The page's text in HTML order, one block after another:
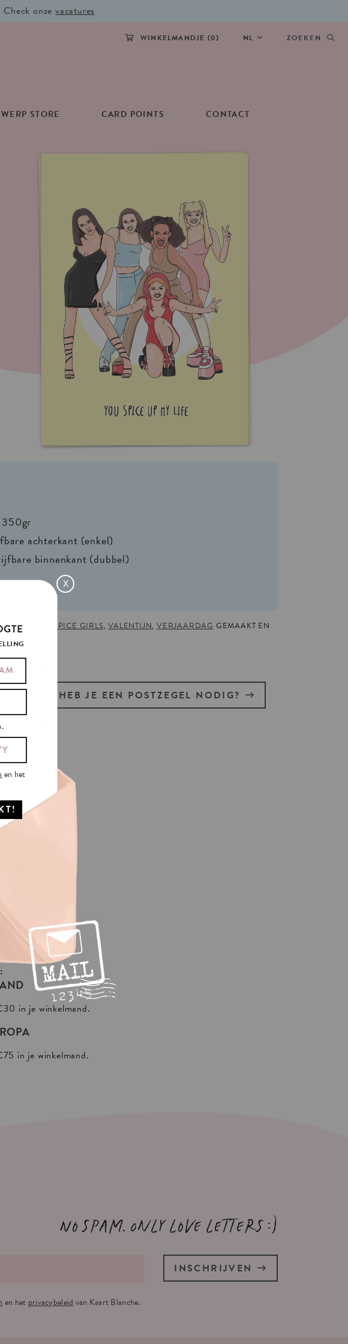
Check onzevacatures
WINKELMANDJE (0) NL ZOEKEN
STORE CARD POINTS CONTACT
350gr
achterkant (enkel)
binnenkant (dubbel)
SPICE GIRLS,VALENTIJN, VERJAARDAG GEMAAKT EN
HEB JE EEN POSTZEGEL NODIG?
in je winkelmand.
in je winkelmand.
No spam. Only love letters :)
en het privacybeleid van Kaart Blanche.
INSCHRIJVEN
X
en het